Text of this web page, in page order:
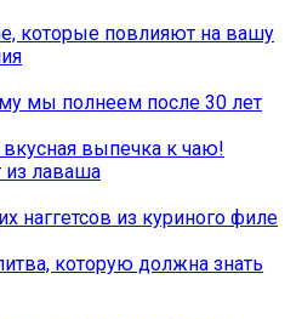
которые повлияют на вашу
мы полнеем после 30 лет
вкусная выпечка к чаю!
из лаваша
наггетсов из куриного филе
которую должна знать